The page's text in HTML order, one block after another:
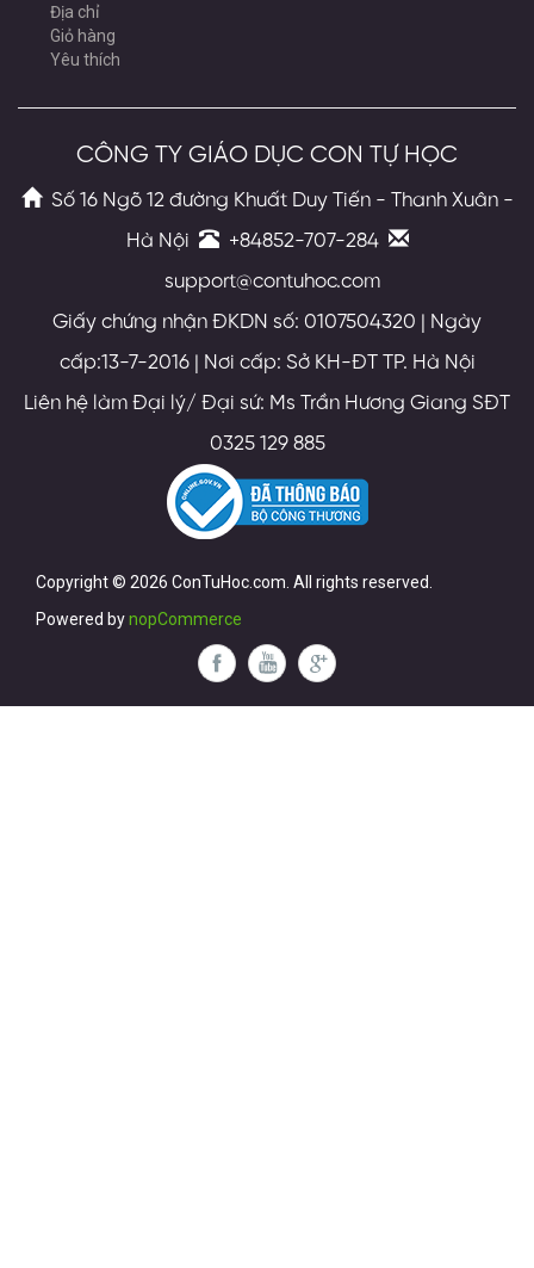
Địa chỉ
Giỏ hàng
Yêu thích
CÔNG TY GIÁO DỤC CON TỰ HỌC
Số 16 Ngõ 12 đường Khuất Duy Tiến - Thanh Xuân -
Hà Nội
+84852-707-284
support@contuhoc.com
Giấy chứng nhận ĐKDN số: 0107504320 | Ngày
cấp:13-7-2016 | Nơi cấp: Sở KH-ĐT TP. Hà Nội
Liên hệ làm Đại lý/ Đại sứ: Ms Trần Hương Giang SĐT
0325 129 885
Copyright © 2026 ConTuHoc.com. All rights reserved.
Powered bynopCommerce